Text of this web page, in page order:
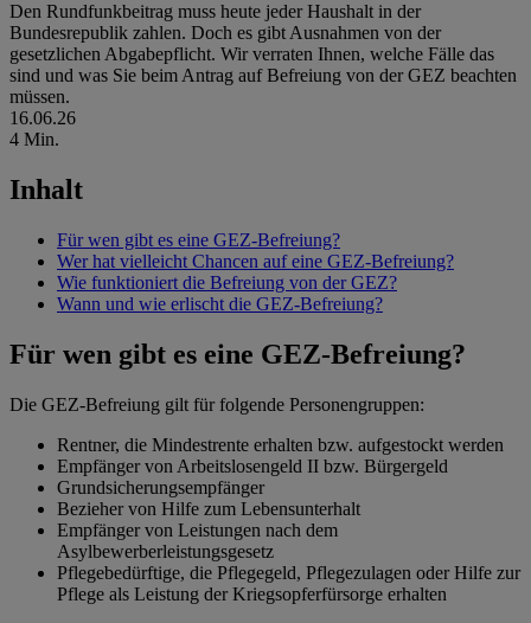
Den Rundfunkbeitrag muss heute jeder Haushalt in der
Bundesrepublik zahlen. Doch es gibt Ausnahmen von der
gesetzlichen Abgabepflicht. Wir verraten Ihnen, welche Fälle das
sind und was Sie beim Antrag auf Befreiung von der GEZ beachten
müssen.
16.06.26
4 Min.
Inhalt
Für wen gibt es eine GEZ-Befreiung?
Wer hat vielleicht Chancen auf eine GEZ-Befreiung?
Wie funktioniert die Befreiung von der GEZ?
Wann und wie erlischt die GEZ-Befreiung?
Für wen gibt es eine GEZ-Befreiung?
Die GEZ-Befreiung gilt für folgende Personengruppen:
Rentner, die Mindestrente erhalten bzw. aufgestockt werden
Empfänger von Arbeitslosengeld II bzw. Bürgergeld
Grundsicherungsempfänger
Bezieher von Hilfe zum Lebensunterhalt
Empfänger von Leistungen nach dem
Asylbewerberleistungsgesetz
Pflegebedürftige, die Pflegegeld, Pflegezulagen oder Hilfe zur
Pflege als Leistung der Kriegsopferfürsorge erhalten